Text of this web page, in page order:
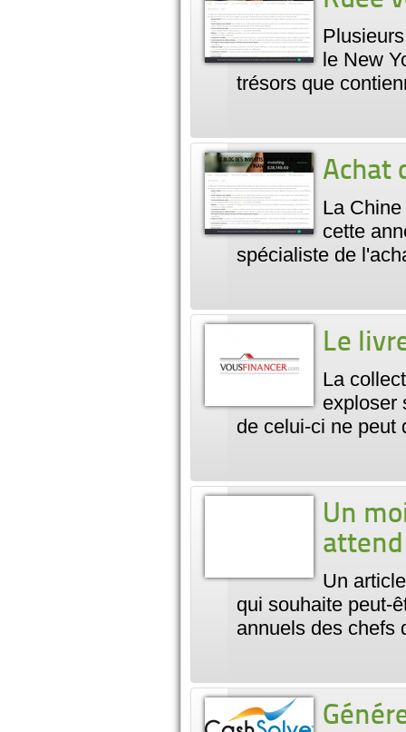
le New
trésors que
Achat
La
cette
spécialiste de
Le
La
exploser
de celui-ci ne peut
Un
Un
qui souhaite peut-
annuels des chefs